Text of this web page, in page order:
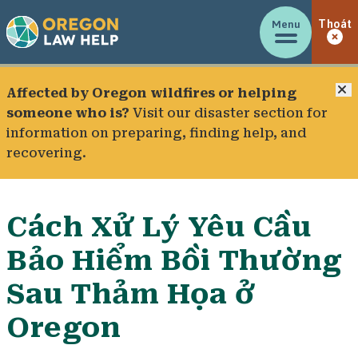
Menu Thoát
Affected by Oregon wildfires or helping
someone who is? Visit our disaster section for
information on preparing, finding help, and
recovering.
Cách Xử Lý Yêu Cầu
Bảo Hiểm Bồi Thường
Sau Thảm Họa ở
Oregon